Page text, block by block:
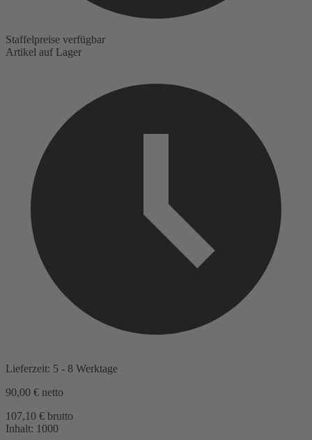
Staffelpreise verfügbar
Artikel auf Lager
Lieferzeit: 5 - 8 Werktage
90,00 € netto
107,10 € brutto
Inhalt: 1000